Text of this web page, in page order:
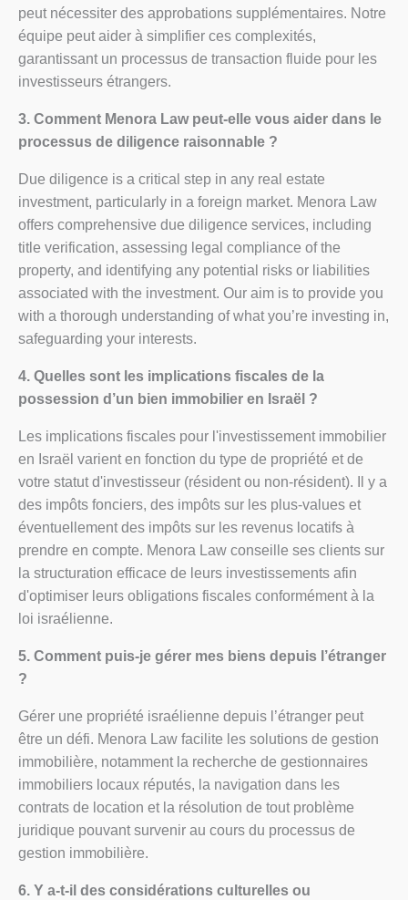
peut nécessiter des approbations supplémentaires. Notre
équipe peut aider à simplifier ces complexités,
garantissant un processus de transaction fluide pour les
investisseurs étrangers.
3. Comment Menora Law peut-elle vous aider dans le
processus de diligence raisonnable ?
Due diligence is a critical step in any real estate
investment, particularly in a foreign market. Menora Law
offers comprehensive due diligence services, including
title verification, assessing legal compliance of the
property, and identifying any potential risks or liabilities
associated with the investment. Our aim is to provide you
with a thorough understanding of what you’re investing in,
safeguarding your interests.
4. Quelles sont les implications fiscales de la
possession d’un bien immobilier en Israël ?
Les implications fiscales pour l'investissement immobilier
en Israël varient en fonction du type de propriété et de
votre statut d'investisseur (résident ou non-résident). Il y a
des impôts fonciers, des impôts sur les plus-values et
éventuellement des impôts sur les revenus locatifs à
prendre en compte. Menora Law conseille ses clients sur
la structuration efficace de leurs investissements afin
d'optimiser leurs obligations fiscales conformément à la
loi israélienne.
5. Comment puis-je gérer mes biens depuis l’étranger
?
Gérer une propriété israélienne depuis l’étranger peut
être un défi. Menora Law facilite les solutions de gestion
immobilière, notamment la recherche de gestionnaires
immobiliers locaux réputés, la navigation dans les
contrats de location et la résolution de tout problème
juridique pouvant survenir au cours du processus de
gestion immobilière.
6. Y a-t-il des considérations culturelles ou